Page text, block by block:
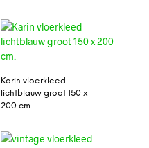
Karin vloerkleed
lichtblauw groot 150 x
200 cm.